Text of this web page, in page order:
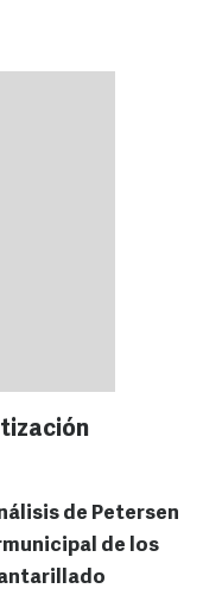
de Petersen
de los